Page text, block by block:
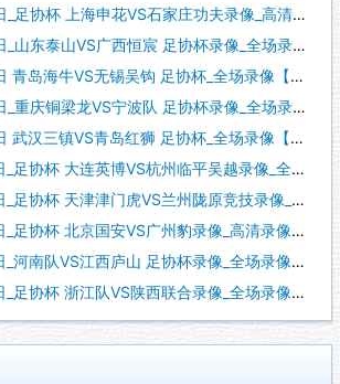
上海申花VS石家庄功夫录像_高清录像【全场回放】
泰山VS广西恒宸 足协杯录像_全场录像【全场回放】
海牛VS无锡吴钩 足协杯_全场录像【视频集锦】
铜梁龙VS宁波队 足协杯录像_全场录像【视频集锦】
三镇VS青岛红狮 足协杯_全场录像【视频集锦】
大连英博VS杭州临平吴越录像_全场录像【全场回放】
天津津门虎VS兰州陇原竞技录像_全场录像【高清回放】
杯 北京国安VS广州豹录像_高清录像【全场回放】
队VS江西庐山 足协杯录像_全场录像【视频集锦】
杯 浙江队VS陕西联合录像_全场录像【高清回放】